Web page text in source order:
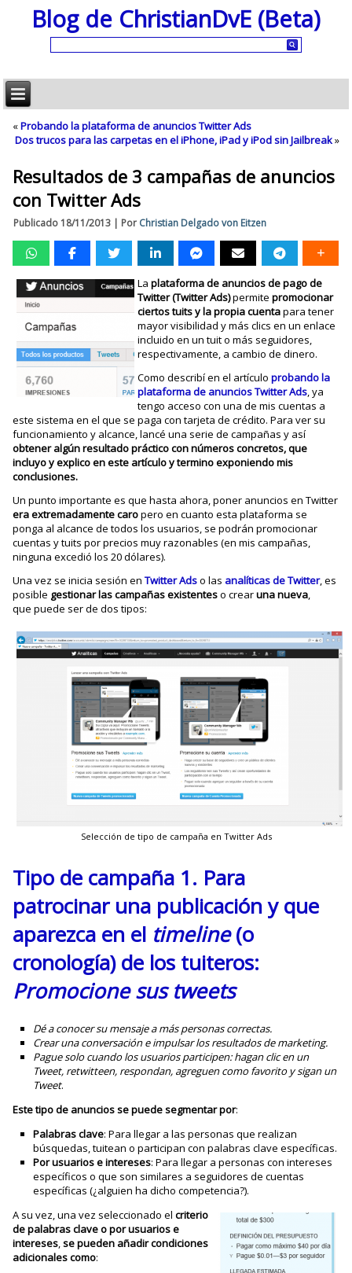
Blog de ChristianDvE (Beta)
«Probando la plataforma de anuncios Twitter Ads
Dos trucos para las carpetas en el iPhone, iPad y iPod sin Jailbreak»
Resultados de 3 campañas de anuncios
con Twitter Ads
Publicado 18/11/2013 | Por Christian Delgado von Eitzen
La plataforma de anuncios de pago de
Twitter (Twitter Ads)permite promocionar
ciertos tuits y la propia cuentapara tener
mayor visibilidad y más clics en un enlace
incluido en un tuit o más seguidores,
respectivamente, a cambio de dinero.
Como describí en el artículo probando la
plataforma de anuncios Twitter Ads, ya
tengo acceso con una de mis cuentas a
este sistema en el que se paga con tarjeta de crédito. Para ver su
funcionamiento y alcance, lancé una serie de campañas y así
obtener algún resultado práctico con números concretos, que
incluyo y explico en este artículo y termino exponiendo mis
conclusiones.
Un punto importante es que hasta ahora, poner anuncios en Twitter
era extremadamente caropero en cuanto esta plataforma se
ponga al alcance de todos los usuarios, se podrán promocionar
cuentas y tuits por precios muy razonables (en mis campañas,
ninguna excedió los 20 dólares).
Una vez se inicia sesión enTwitter Adso las analíticas de Twitter, es
posible gestionar las campañas existenteso crearuna nueva,
que puede ser de dos tipos:
Selección de tipo de campaña en Twitter Ads
Tipo de campaña 1. Para
patrocinar una publicación y que
aparezca en el timeline(o
cronología) de los tuiteros:
Promocione sus tweets
Dé a conocer su mensaje a más personas correctas.
Crear una conversación e impulsar los resultados de marketing.
Pague solo cuando los usuarios participen: hagan clic en un
Tweet, retwitteen, respondan, agreguen como favorito y sigan un
Tweet.
Este tipo de anuncios se puede segmentar por:
Palabras clave: Para llegar a las personas que realizan
búsquedas, tuitean o participan con palabras clave específicas.
Por usuarios e intereses: Para llegar a personas con intereses
específicos o que son similares a seguidores de cuentas
específicas (¿alguien ha dicho competencia?).
A su vez, una vez seleccionado elcriterio
de palabras clave o por usuarios e
intereses,se pueden añadir condiciones
adicionales como: